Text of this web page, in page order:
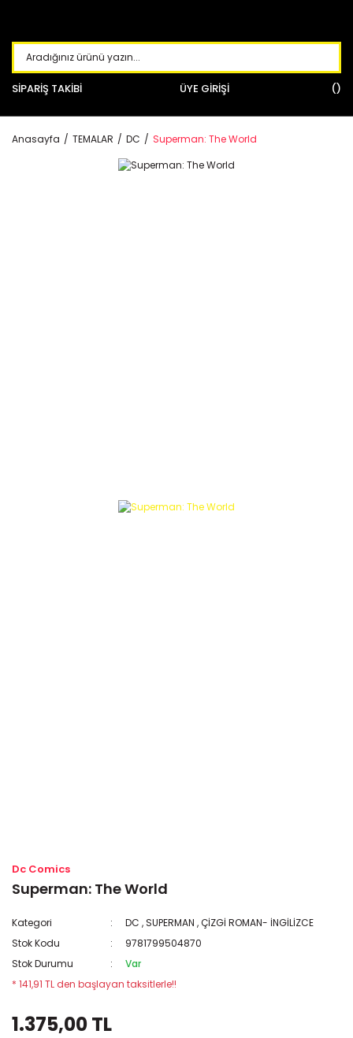
SİPARİŞ TAKİBİ ÜYE GİRİŞİ
Anasayfa TEMALAR DC Superman: The World
Dc Comics
Superman: The World
Kategori DC ,SUPERMAN ,ÇİZGİ ROMAN- İNGİLİZCE
Stok Kodu
9781799504870
Stok Durumu
Var
* 141,91 TL den başlayan taksitlerle!!
1.375,00 TL